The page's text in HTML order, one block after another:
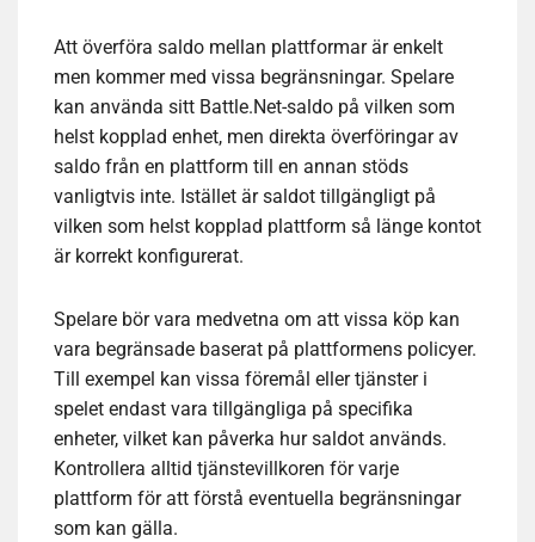
Att överföra saldo mellan plattformar är enkelt
men kommer med vissa begränsningar. Spelare
kan använda sitt Battle.Net-saldo på vilken som
helst kopplad enhet, men direkta överföringar av
saldo från en plattform till en annan stöds
vanligtvis inte. Istället är saldot tillgängligt på
vilken som helst kopplad plattform så länge kontot
är korrekt konfigurerat.
Spelare bör vara medvetna om att vissa köp kan
vara begränsade baserat på plattformens policyer.
Till exempel kan vissa föremål eller tjänster i
spelet endast vara tillgängliga på specifika
enheter, vilket kan påverka hur saldot används.
Kontrollera alltid tjänstevillkoren för varje
plattform för att förstå eventuella begränsningar
som kan gälla.